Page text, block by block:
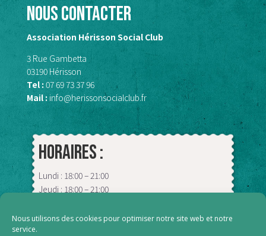
Nous utilisons des cookies pour optimiser notre site web et notre
service.
Nous contacter
Association Hérisson Social Club
3 Rue Gambetta
03190 Hérisson
Tel :07 69 73 37 96
Mail : info@herissonsocialclub.fr
Horaires :
Lundi : 18:00 – 21:00
Jeudi : 18:00 – 21:00
Samedi : 18:00 – 00:00